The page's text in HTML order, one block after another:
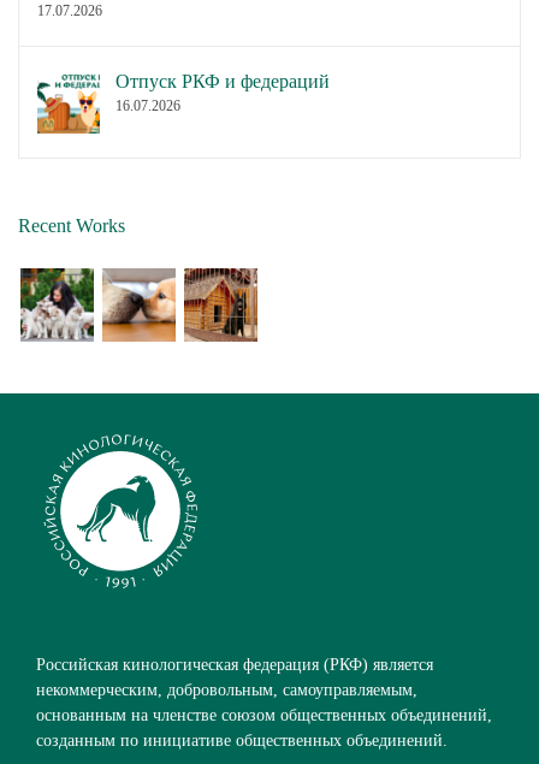
17.07.2026
Отпуск РКФ и федераций
16.07.2026
Recent Works
Российская кинологическая федерация (РКФ) является
некоммерческим, добровольным, самоуправляемым,
основанным на членстве союзом общественных объединений,
созданным по инициативе общественных объединений.